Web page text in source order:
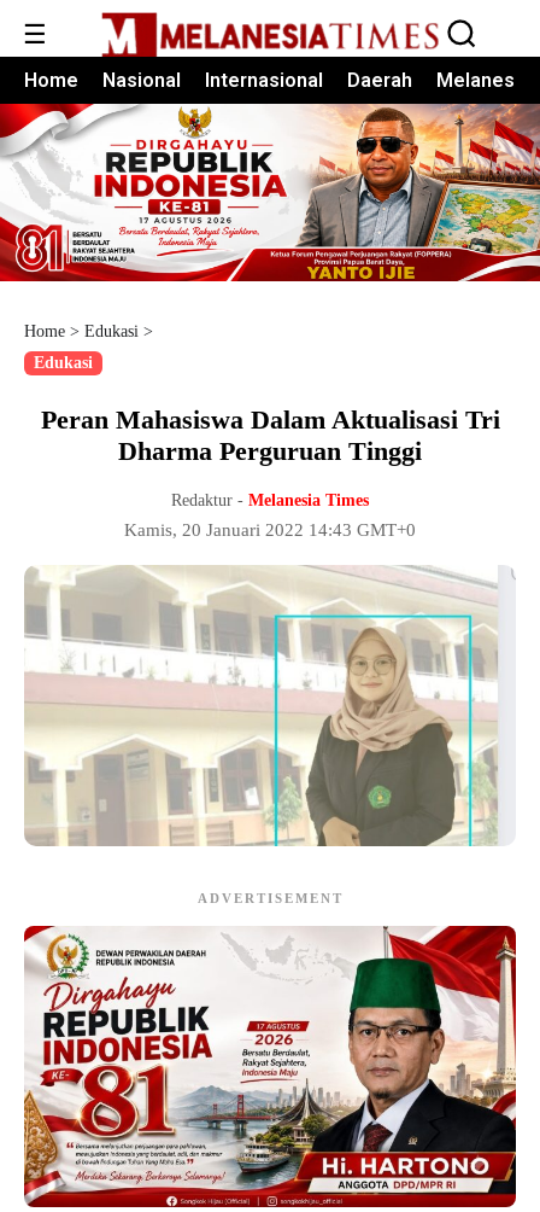
☰
Home Nasional Internasional Daerah Melanesia
Home > Edukasi >
Edukasi
Peran Mahasiswa Dalam Aktualisasi Tri
Dharma Perguruan Tinggi
Redaktur - Melanesia Times
Kamis, 20 Januari 2022 14:43 GMT+0
ADVERTISEMENT